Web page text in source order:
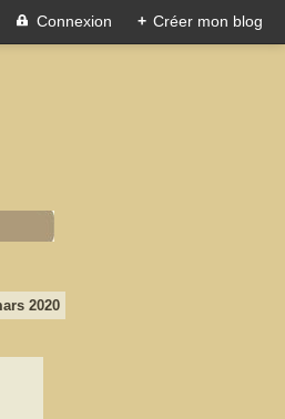
Connexion + Créer mon blog
2020